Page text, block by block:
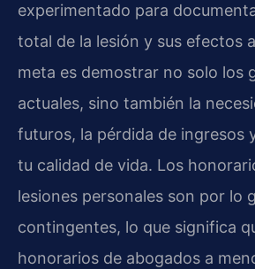
experimentado para
total de la lesión y sus efectos
meta es demostrar no solo los
actuales, sino también la
futuros, la pérdida de ingresos
tu calidad de vida. Los
lesiones personales son por lo
contingentes, lo que significa
honorarios de abogados a